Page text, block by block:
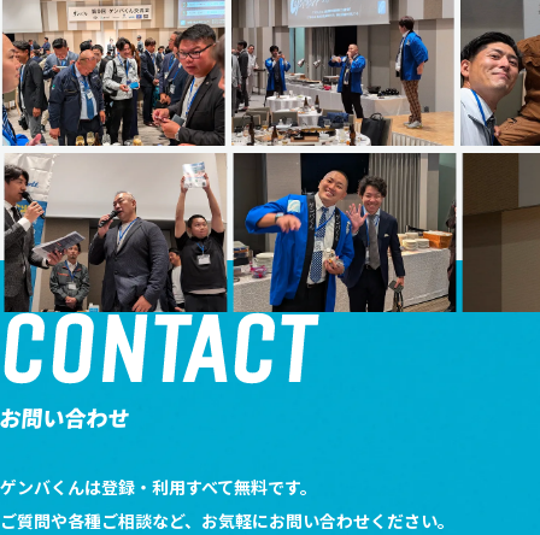
運営情報
MEMBER
メンバー紹介
GENBAKUN-HERO
GENBAKUN HEROES
問い合わせ
ゲンバくんは登録・利用すべて無料です。
ご質問や各種ご相談など、お気軽にお問い合わせください。